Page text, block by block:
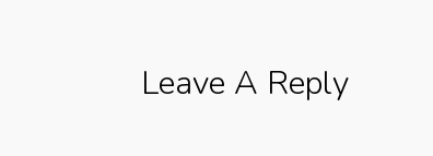
Leave A Reply